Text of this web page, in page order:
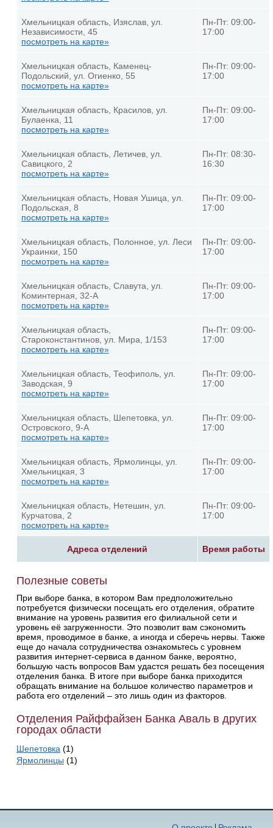
Адреса отделений Время работы
Хмельницкая область, Изяслав, ул.
Независимости, 45
посмотреть на карте»
Пн-Пт: 09:00-
17:00
Хмельницкая область, Каменец-
Подольский, ул. Огиенко, 55
посмотреть на карте»
Пн-Пт: 09:00-
17:00
Хмельницкая область, Красилов, ул.
Булаенка, 11
посмотреть на карте»
Пн-Пт: 09:00-
17:00
Хмельницкая область, Летичев, ул.
Савицкого, 2
посмотреть на карте»
Пн-Пт: 08:30-
16:30
Хмельницкая область, Новая Ушица, ул.
Подольская, 8
посмотреть на карте»
Пн-Пт: 09:00-
17:00
Хмельницкая область, Полонное, ул. Леси
Украинки, 150
посмотреть на карте»
Пн-Пт: 09:00-
17:00
Хмельницкая область, Славута, ул.
Коминтерная, 32-А
посмотреть на карте»
Пн-Пт: 09:00-
17:00
Хмельницкая область,
Староконстантинов, ул. Мира, 1/153
посмотреть на карте»
Пн-Пт: 09:00-
17:00
Хмельницкая область, Теофиполь, ул.
Заводская, 9
посмотреть на карте»
Пн-Пт: 09:00-
17:00
Хмельницкая область, Шепетовка, ул.
Островского, 9-А
посмотреть на карте»
Пн-Пт: 09:00-
17:00
Хмельницкая область, Ярмолинцы, ул.
Хмельницкая, 3
посмотреть на карте»
Пн-Пт: 09:00-
17:00
Хмельницкая область, Нетешин, ул.
Курчатова, 2
посмотреть на карте»
Пн-Пт: 09:00-
17:00
Полезные советы
При выборе банка, в котором Вам предположительно
потребуется физически посещать его отделения, обратите
внимание на уровень развития его филиальной сети и
уровень её загруженности. Это позволит вам сэкономить
время, проводимое в банке, а иногда и сберечь нервы. Также
еще до начала сотрудничества ознакомьтесь с уровнем
развития интернет-сервиса в данном банке, вероятно,
большую часть вопросов Вам удастся решать без посещения
отделения банка. В итоге при выборе банка приходится
обращать внимание на большое количество параметров и
работа его отделений – это лишь один из факторов.
Отделения Райффайзен Банка Аваль в других
городах области
Шепетовка (1)
Ярмолинцы (1)